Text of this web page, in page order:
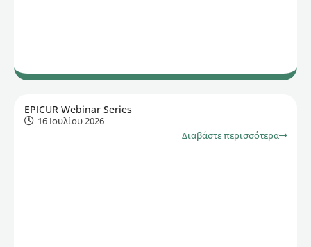
EPICUR Webinar Series
16 Ιουλίου 2026
Διαβάστε περισσότερα